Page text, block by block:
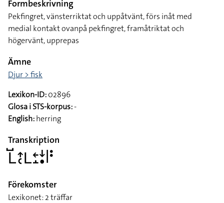
Formbeskrivning
Pekfingret, vänsterriktat och uppåtvänt, förs inåt med
medial kontakt ovanpå pekfingret, framåtriktat och
högervänt, upprepas
Ämne
Djur > fisk
Lexikon-ID:02896
Glosa i STS-korpus:-
English:herring
Transkription
􌥈􌤹􌤴􌥗􌥈􌥓􌤸􌦄􌥡􌥼􌥻
Förekomster
Lexikonet: 2 träffar